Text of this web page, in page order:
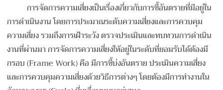
การจัดการความเสี่ยงเป็นเรื่องเกี่ยวกับการชี้อันตรายที่มีอยู่ใน
การดำเนินงาน โดยการประมาณระดับความเสี่ยงและการควบคุม
ความเสี่ยง รวมถึงการเฝ้าระวัง ตรวจประเมินและทบทวนการดำเนิน
งานที่ผ่านมา การจัดการความเสี่ยงให้อยู่ในระดับที่ยอมรับได้ต้องมี
กรอบ (Frame Work) คือ มีการชี้บ่งอันตราย ประเมินความเสี่ยง
และการควบคุมความเสี่ยงด้วยวิธีการต่างๆ โดยต้องมีการทำงานใน